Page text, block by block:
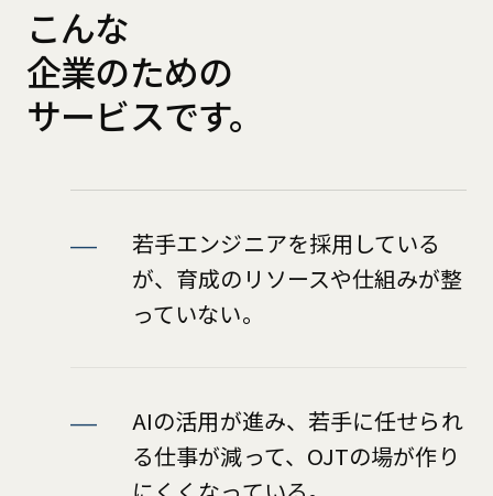
こんな
企業のための
サービスです。
若手エンジニアを採用している
が、育成のリソースや仕組みが整
っていない。
AIの活用が進み、若手に任せられ
る仕事が減って、OJTの場が作り